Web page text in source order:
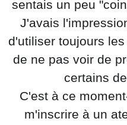
sentais un peu
J'avais
d'utiliser toujours
de ne pas voir de
certains
C'est à ce
m'inscrire à un